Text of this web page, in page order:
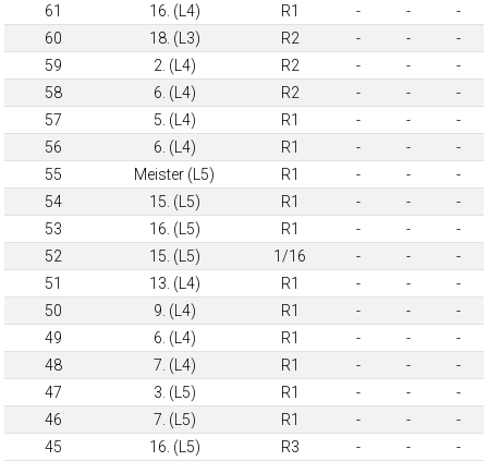
61
16. (L4) R1 - -
-
60
18. (L3) R2 - -
-
59
2. (L4) R2 - -
-
58
6. (L4) R2 - -
-
57
5. (L4) R1 - -
-
56
6. (L4) R1 - -
-
55
Meister (L5) R1 - -
-
54
15. (L5) R1 - -
-
53
16. (L5) R1 - -
-
52
15. (L5) 1/16 - -
-
51
13. (L4) R1 - -
-
50
9. (L4) R1 - -
-
49
6. (L4) R1 - -
-
48
7. (L4) R1 - -
-
47
3. (L5) R1 - -
-
46
7. (L5) R1 - -
-
45
16. (L5) R3 - -
-